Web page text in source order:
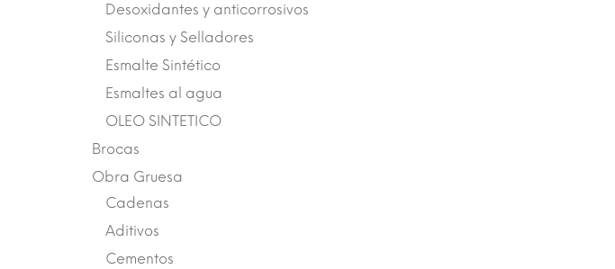
Desoxidantes y anticorrosivos
Siliconas y Selladores
Esmalte Sintético
Esmaltes al agua
OLEO SINTETICO
Brocas
Obra Gruesa
Cadenas
Aditivos
Cementos